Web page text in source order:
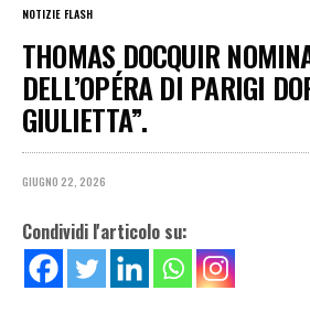
NOTIZIE FLASH
THOMAS DOCQUIR
DELL’OPÉRA DI PARIGI
GIULIETTA”.
GIUGNO 22, 2026
Condividi l'articolo su: